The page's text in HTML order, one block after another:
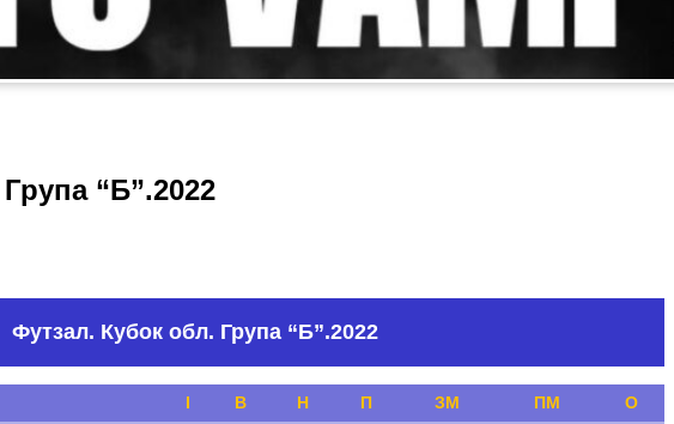
“Б”.2022
Футзал. Кубок обл. Група “Б”.2022
І В Н П ЗМ ПМ
О